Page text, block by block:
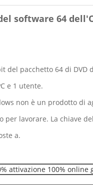
software 64
del pacchetto 64 di
e 1 utente.
non è un prodotto di
per lavorare. La chiave
a.
attivazione 100% online